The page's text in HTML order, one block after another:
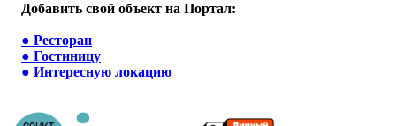
Добавить свой объект на Портал:
● Ресторан
● Гостиницу
● Интересную локацию